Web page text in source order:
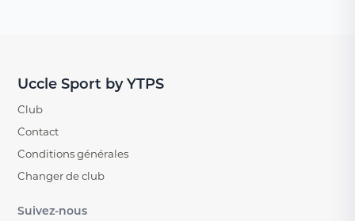
Uccle Sport by YTPS
Club
Contact
Conditions générales
Changer de club
Suivez-nous